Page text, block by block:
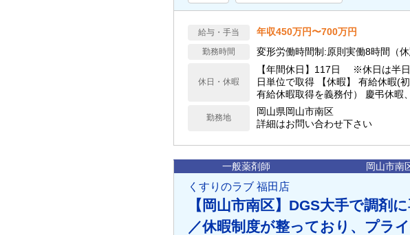
給与・手当 年収450万円〜700万円
勤務時間 変形労働時間制:原則実働8時間（
休日・休暇
【年間休日】117日 ※休日は半
日単位で取得 【休暇】 有給休暇
有給休暇取得を義務付） 慶弔休暇
大2年）、介護休業 他
勤務地
岡山県岡山市南区
詳細はお問い合わせ下さい
一般薬剤師 岡山市南
くすりのラブ 福田店
【岡山市南区】DGS大手で調剤
／休暇制度が整っており、プラ